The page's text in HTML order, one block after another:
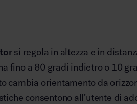
si regola in altezza e in
fino a 80 gradi indietro o 10
cambia orientamento da
consentono all’utente di